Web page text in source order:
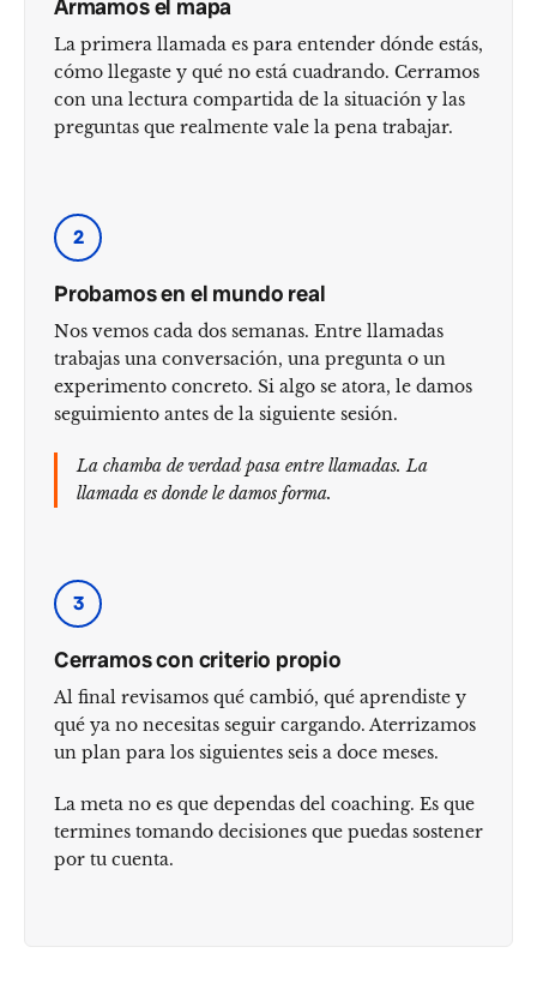
Armamos el mapa
La primera llamada es para entender dónde estás,
cómo llegaste y qué no está cuadrando. Cerramos
con una lectura compartida de la situación y las
preguntas que realmente vale la pena trabajar.
2
Probamos en el mundo real
Nos vemos cada dos semanas. Entre llamadas
trabajas una conversación, una pregunta o un
experimento concreto. Si algo se atora, le damos
seguimiento antes de la siguiente sesión.
La chamba de verdad pasa entre llamadas. La
llamada es donde le damos forma.
3
Cerramos con criterio propio
Al final revisamos qué cambió, qué aprendiste y
qué ya no necesitas seguir cargando. Aterrizamos
un plan para los siguientes seis a doce meses.
La meta no es que dependas del coaching. Es que
termines tomando decisiones que puedas sostener
por tu cuenta.